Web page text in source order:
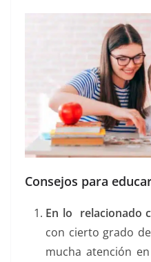
Consejos para
En lo relacionado
con cierto grado
mucha atención